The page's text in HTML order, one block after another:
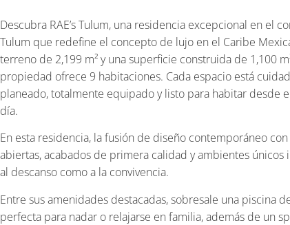
Descubra RAE’s Tulum, una residencia excepcional en el
Tulum que redefine el concepto de lujo en el Caribe
terreno de 2,199 m² y una superficie construida de 1,100
propiedad ofrece 9 habitaciones. Cada espacio está
planeado, totalmente equipado y listo para habitar desde
día.
En esta residencia, la fusión de diseño contemporáneo con
abiertas, acabados de primera calidad y ambientes únicos
al descanso como a la convivencia.
Entre sus amenidades destacadas, sobresale una piscina
perfecta para nadar o relajarse en familia, además de un